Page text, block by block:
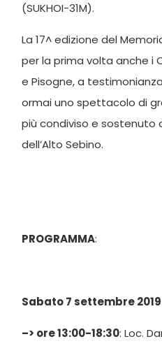
(SUKHOI-31M).
La 17^ edizione del
per la prima volta anche i
e Pisogne, a
ormai uno spettacolo di
più condiviso e sostenuto
dell’Alto Sebino.
PROGRAMMA:
Sabato 7 settembre 2019
–> ore 13:00-18:30: Loc.